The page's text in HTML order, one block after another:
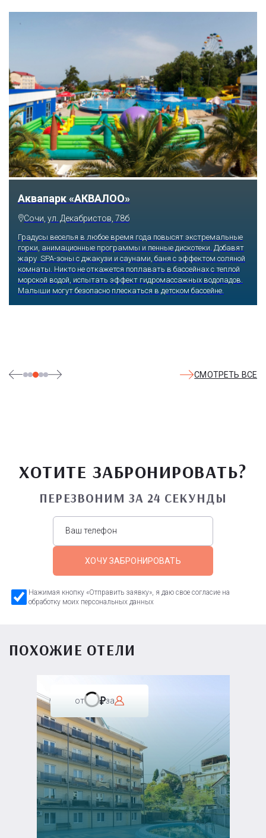
Тематический парк развлечений «Сочи
Парк»
Сочи, Олимпийский проспект, 21
Оказавшись здесь, словно попадаешь в сказку: встречаешь
любимых героев русского фольклора, получаешь возможность
сколько душе угодно кататься на аттракционах европейского
уровня. Гости участвуют в увлекательных квестах и творческих
СМОТРЕТЬ ВСЕ
ХОТИТЕ ЗАБРОНИРОВАТЬ?
ПЕРЕЗВОНИМ ЗА 24 СЕКУНДЫ
ХОЧУ ЗАБРОНИРОВАТЬ
Нажимая кнопку «Отправить заявку», я даю свое согласие на
обработку моих персональных данных
ПОХОЖИЕ ОТЕЛИ
от за